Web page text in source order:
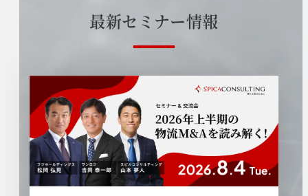
最新セ ミ ナー情報